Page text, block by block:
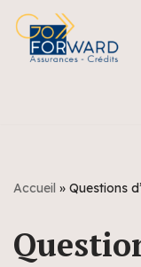
Aller
Accueil » Questions